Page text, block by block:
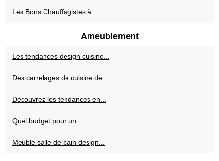
Les Bons Chauffagistes à...
Ameublement
Les tendances design cuisine...
Des carrelages de cuisine de...
Découvrez les tendances en...
Quel budget pour un...
Meuble salle de bain design...